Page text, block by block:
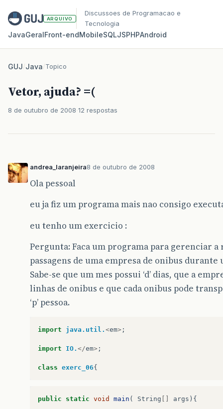
ARQUIVO
Discussoes de Programacao e
Tecnologia
JavaGeralFront‑endMobileSQLJSPHPAndroid
GUJ/Java/Topico
Vetor, ajuda? =(
8 de outubro de 2008 12 respostas
andrea_laranjeira8 de outubro de 2008
Ola pessoal
eu ja fiz um programa mais nao consigo
eu tenho um exercicio :
Pergunta: Faca um programa para gerenciar a
passagens de uma empresa de onibus
Sabe-se que um mes possui ‘d’ dias, que a
linhas de onibus e que cada onibus pode
‘p’ pessoa.
import java.util. <em> ;
import IO. </em> ;
class exerc_06{
public static void main ( String args ){